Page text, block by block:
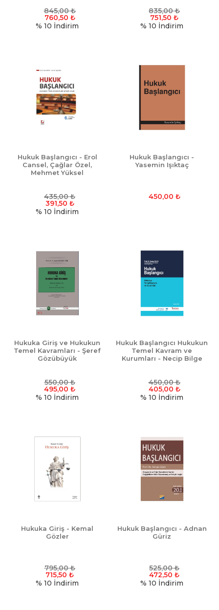
845,00₺
760,50 ₺
% 10 İndirim
835,00₺
751,50 ₺
% 10 İndirim
Hukuk Başlangıcı - Erol
Cansel, Çağlar Özel,
Mehmet Yüksel
435,00₺
391,50 ₺
% 10 İndirim
Hukuk Başlangıcı -
Yasemin Işıktaç
450,00 ₺
Hukuka Giriş ve Hukukun
Temel Kavramları - Şeref
Gözübüyük
550,00₺
495,00 ₺
% 10 İndirim
Hukuk Başlangıcı Hukukun
Temel Kavram ve
Kurumları - Necip Bilge
450,00₺
405,00 ₺
% 10 İndirim
Hukuka Giriş - Kemal
Gözler
795,00₺
715,50 ₺
% 10 İndirim
Hukuk Başlangıcı - Adnan
Güriz
525,00₺
472,50 ₺
% 10 İndirim